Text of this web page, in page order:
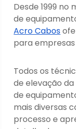
Desde 1999
de
Acro Cabos
para
Todos os
de elevação
de
mais diversas
processo e